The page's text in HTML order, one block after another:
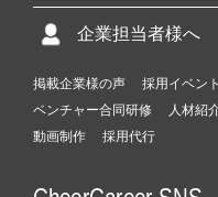
企業担当者様へ
掲載企業様の声 採用イベント
ベンチャー合同研修
人材紹
動画制作
採用代行